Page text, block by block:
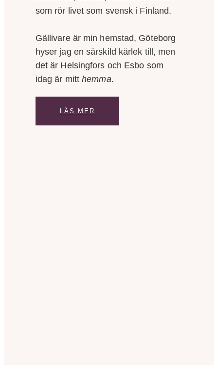
som rör livet som svensk i Finland.
Gällivare är min hemstad, Göteborg
hyser jag en särskild kärlek till, men
det är Helsingfors och Esbo som
idag är mitthemma.
LÄS MER